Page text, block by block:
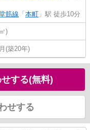
筋線 「 本町 」駅 徒歩10分
)
(築20年)
する(無料)
せする